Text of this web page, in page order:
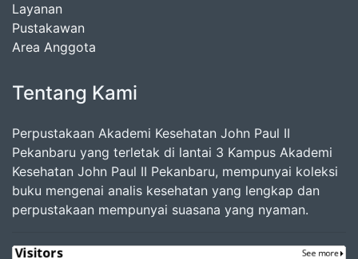
Layanan
Pustakawan
Area Anggota
Tentang Kami
Perpustakaan Akademi Kesehatan John Paul II
Pekanbaru yang terletak di lantai 3 Kampus Akademi
Kesehatan John Paul II Pekanbaru, mempunyai koleksi
buku mengenai analis kesehatan yang lengkap dan
perpustakaan mempunyai suasana yang nyaman.